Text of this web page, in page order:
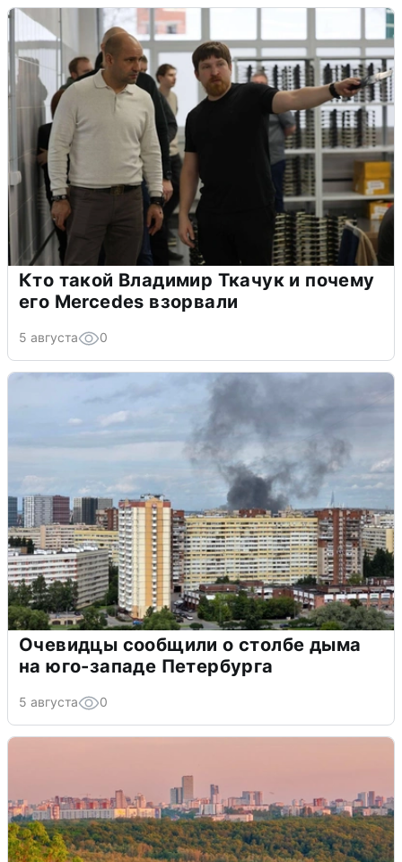
Кто такой Владимир Ткачук и почему
его Mercedes взорвали
5 августа 0
Очевидцы сообщили о столбе дыма
на юго-западе Петербурга
5 августа 0